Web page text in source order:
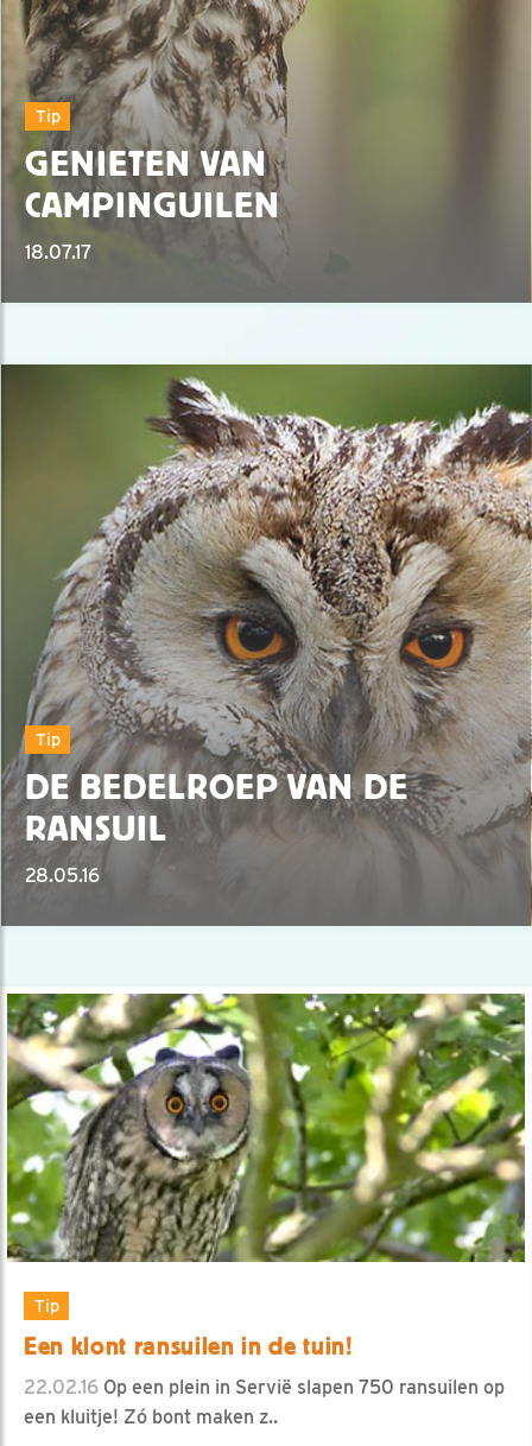
Tip
GENIETEN VAN
CAMPINGUILEN
18.07.17
Tip
DE BEDELROEP VAN DE
RANSUIL
28.05.16
Tip
Een klont ransuilen in de tuin!
22.02.16 Op een plein in Servië slapen 750 ransuilen op
een kluitje! Zó bont maken z..